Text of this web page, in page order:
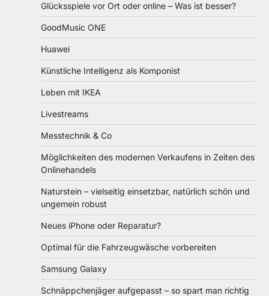
Glücksspiele vor Ort oder online – Was ist besser?
GoodMusic ONE
Huawei
Künstliche Intelligenz als Komponist
Leben mit IKEA
Livestreams
Messtechnik & Co
Möglichkeiten des modernen Verkaufens in Zeiten des
Onlinehandels
Naturstein – vielseitig einsetzbar, natürlich schön und
ungemein robust
Neues iPhone oder Reparatur?
Optimal für die Fahrzeugwäsche vorbereiten
Samsung Galaxy
Schnäppchenjäger aufgepasst – so spart man richtig